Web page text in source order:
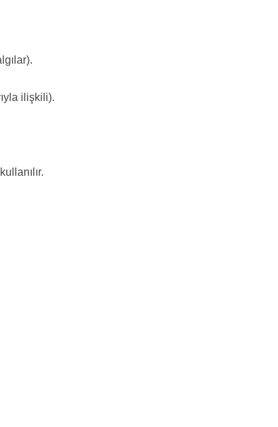
ilişkili).